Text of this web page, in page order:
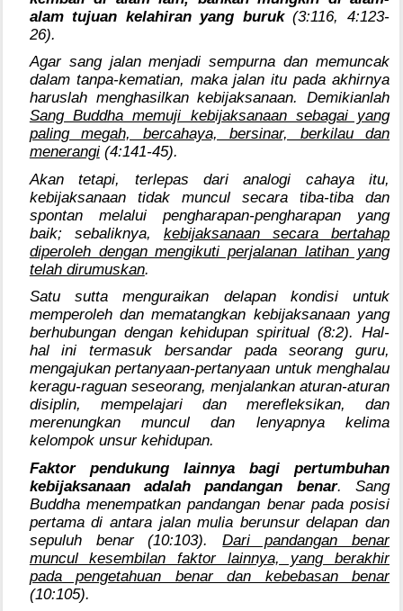
alam tujuan kelahiran yang buruk(3:116, 4:123-
26).
Agar sang jalan menjadi sempurna dan memuncak
dalam tanpa-kematian, maka jalan itu pada akhirnya
haruslah menghasilkan kebijaksanaan. Demikianlah
Sang Buddha memuji kebijaksanaan sebagai yang
paling megah, bercahaya, bersinar, berkilau dan
menerangi(4:141-45).
Akan tetapi, terlepas dari analogi cahaya itu,
kebijaksanaan tidak muncul secara tiba-tiba dan
spontan melalui pengharapan-pengharapan yang
baik; sebaliknya, kebijaksanaan secara bertahap
diperoleh dengan mengikuti perjalanan latihan yang
telah dirumuskan.
Satu sutta menguraikan delapan kondisi untuk
memperoleh dan mematangkan kebijaksanaan yang
berhubungan dengan kehidupan spiritual (8:2). Hal-
hal ini termasuk bersandar pada seorang guru,
mengajukan pertanyaan-pertanyaan untuk menghalau
keragu-raguan seseorang, menjalankan aturan-aturan
disiplin, mempelajari dan merefleksikan, dan
merenungkan muncul dan lenyapnya kelima
kelompok unsur kehidupan.
Faktor pendukung lainnya bagi pertumbuhan
kebijaksanaan adalah pandangan benar. Sang
Buddha menempatkan pandangan benar pada posisi
pertama di antara jalan mulia berunsur delapan dan
sepuluh benar (10:103).Dari pandangan benar
muncul kesembilan faktor lainnya, yang berakhir
pada pengetahuan benar dan kebebasan benar
(10:105).